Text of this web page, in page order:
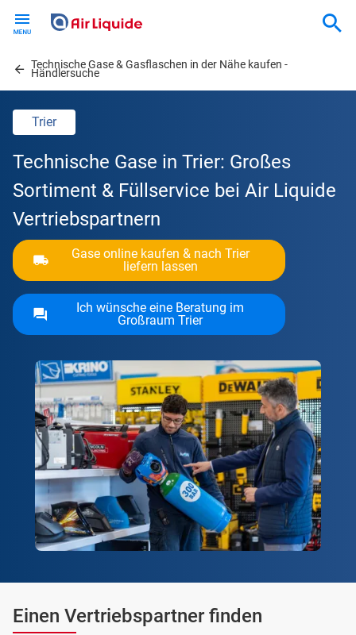
content
Technische Gase & Gasflaschen in der Nähe kaufen -
Händlersuche
Trier
Technische Gase in Trier: Großes
Sortiment & Füllservice bei Air Liquide
Vertriebspartnern
Gase online kaufen & nach Trier
liefern lassen
Ich wünsche eine Beratung im
Großraum Trier
Einen Vertriebspartner finden